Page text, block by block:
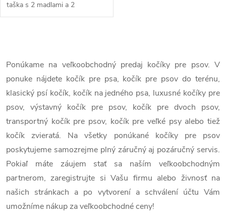
taška s 2 madlami a 2
popruhmi, celkové rozmery
v
l
á
d
a
c
i
e
Ponúkame na veľkoobchodný predaj kočíky pre psov. V
ponuke nájdete kočík pre psa, kočík pre psov do terénu,
klasický psí kočík, kočík na jedného psa, luxusné kočíky pre
psov, výstavný kočík pre psov, kočík pre dvoch psov,
transportný kočík pre psov, kočík pre veľké psy alebo tiež
kočík zvieratá. Na všetky ponúkané kočíky pre psov
poskytujeme samozrejme plný záručný aj pozáručný servis.
Pokiaľ máte záujem stať sa naším veľkoobchodným
partnerom, zaregistrujte si Vašu firmu alebo živnosť na
našich stránkach a po vytvorení a schválení účtu Vám
umožníme nákup za veľkoobchodné ceny!